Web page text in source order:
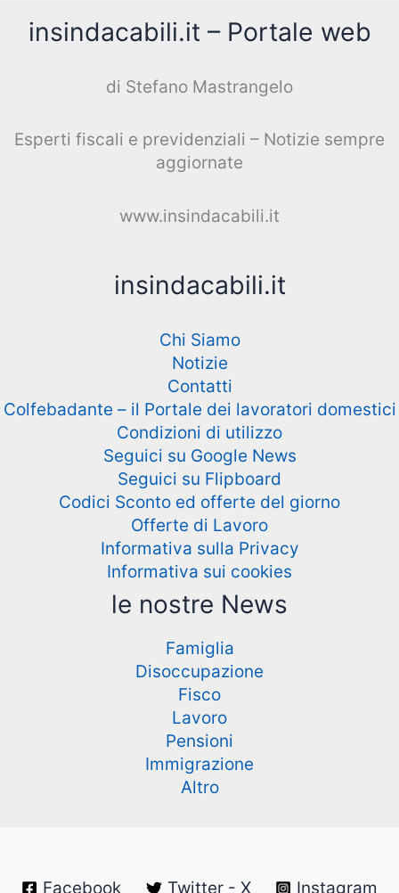
insindacabili.it – Portale web
di Stefano Mastrangelo
Esperti fiscali e previdenziali – Notizie sempre
aggiornate
www.insindacabili.it
insindacabili.it
Chi Siamo
Notizie
Contatti
Colfebadante – il Portale dei lavoratori domestici
Condizioni di utilizzo
Seguici su Google News
Seguici su Flipboard
Codici Sconto ed offerte del giorno
Offerte di Lavoro
Informativa sulla Privacy
Informativa sui cookies
le nostre News
Famiglia
Disoccupazione
Fisco
Lavoro
Pensioni
Immigrazione
Altro
Facebook Twitter - X Instagram